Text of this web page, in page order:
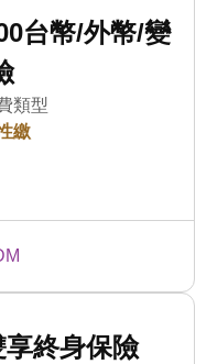
台幣/外幣/變
類型
繳
終身保險